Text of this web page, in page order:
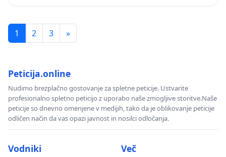
1 2 3 »
Peticija.online
Nudimo brezplačno gostovanje za spletne peticije. Ustvarite
profesionalno spletno peticijo z uporabo naše zmogljive storitve.Naše
peticije so dnevno omenjene v medijih, tako da je oblikovanje peticije
odličen način da vas opazi javnost in nosilci odločanja.
Vodniki Več